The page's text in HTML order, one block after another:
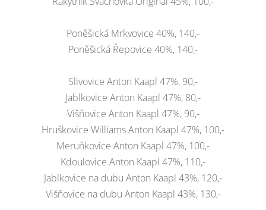
Poněšická Mrkvovice 40%, 140,-
Poněšická Řepovice 40%, 140,-
Slivovice Anton Kaapl 47%, 90,-
Jablkovice Anton Kaapl 47%, 80,-
Višňovice Anton Kaapl 47%, 90,-
Hruškovice Williams Anton Kaapl 47%, 100,-
Meruňkovice Anton Kaapl 47%, 100,-
Kdoulovice Anton Kaapl 47%, 110,-
Jablkovice na dubu Anton Kaapl 43%, 120,-
Višňovice na dubu Anton Kaapl 43%, 130,-